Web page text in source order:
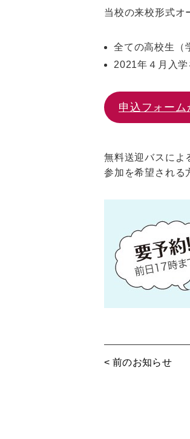
当校の来校形式オ
全ての高校生（
2021年４月入
申込フォー
無料送迎バスによ
参加を希望される
< 前のお知らせ